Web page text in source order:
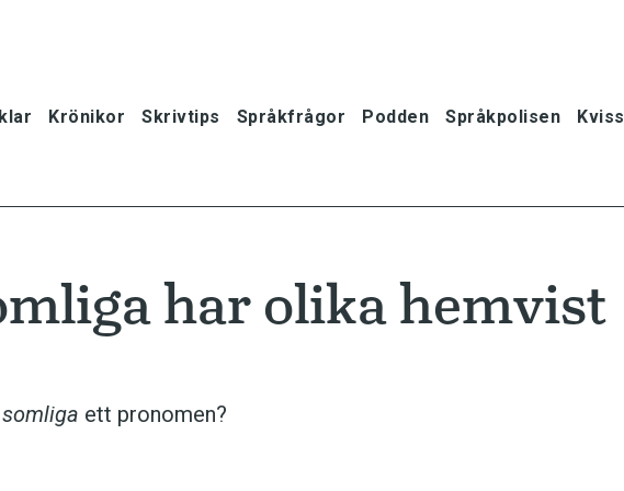
Krönikor Skrivtips Språkfrågor Podden Språkpolisen Kviss
har olika hemvist
somliga ett pronomen?